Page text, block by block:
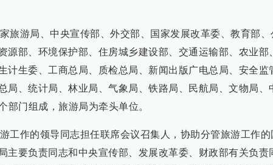
游局、中央宣传部、外交部、国家发展改革委、教育部、
源部、环境保护部、住房城乡建设部、交通运输部、农业部
计生委、工商总局、质检总局、新闻出版广电总局、安全监
局、统计局、林业局、气象局、铁路局、民航局、文物局、
部门组成，旅游局为牵头单位。
作的领导同志担任联席会议召集人，协助分管旅游工作的
主要负责同志和中央宣传部、发展改革委、财政部有关负责